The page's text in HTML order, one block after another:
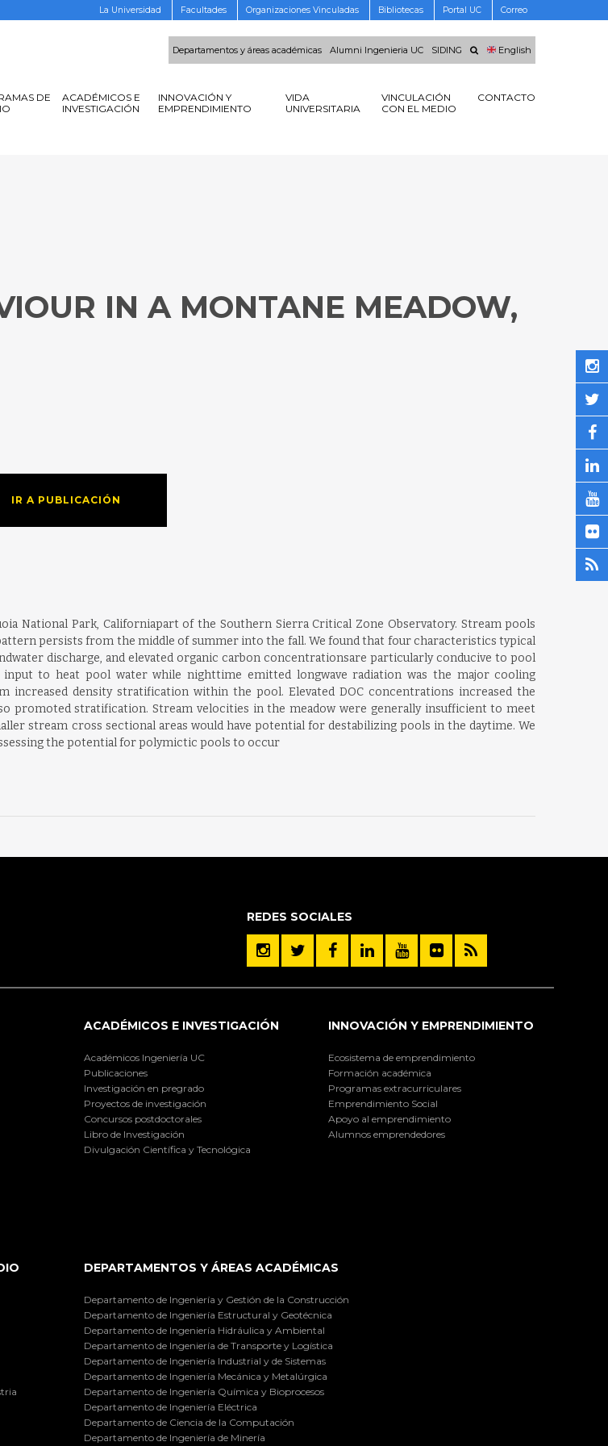
La Universidad Facultades Organizaciones Vinculadas Bibliotecas Portal UC Correo
Departamentos y áreas académicas Alumni Ingenieria UC SIDING English
DE
ACADÉMICOS E
INVESTIGACIÓN
INNOVACIÓN Y
EMPRENDIMIENTO
VIDA
UNIVERSITARIA
VINCULACIÓN
CON EL MEDIO
CONTACTO
IN A MONTANE MEADOW,
IR A PUBLICACIÓN
National Park, Californiapart of the Southern Sierra Critical Zone Observatory. Stream pools
persists from the middle of summer into the fall. We found that four characteristics typical
discharge, and elevated organic carbon concentrationsare particularly conducive to pool
to heat pool water while nighttime emitted longwave radiation was the major cooling
increased density stratification within the pool. Elevated DOC concentrations increased the
promoted stratification. Stream velocities in the meadow were generally insufficient to meet
stream cross sectional areas would have potential for destabilizing pools in the daytime. We
the potential for polymictic pools to occur
REDES SOCIALES
ACADÉMICOS E INVESTIGACIÓN
Académicos Ingeniería UC
Publicaciones
Investigación en pregrado
Proyectos de investigación
Concursos postdoctorales
Libro de Investigación
Divulgación Científica y Tecnológica
INNOVACIÓN Y EMPRENDIMIENTO
Ecosistema de emprendimiento
Formación académica
Programas extracurriculares
Emprendimiento Social
Apoyo al emprendimiento
Alumnos emprendedores
DEPARTAMENTOS Y ÁREAS ACADÉMICAS
Departamento de Ingeniería y Gestión de la Construcción
Departamento de Ingeniería Estructural y Geotécnica
Departamento de Ingeniería Hidráulica y Ambiental
Departamento de Ingeniería de Transporte y Logística
Departamento de Ingeniería Industrial y de Sistemas
Departamento de Ingeniería Mecánica y Metalúrgica
Departamento de Ingeniería Química y Bioprocesos
Departamento de Ingeniería Eléctrica
Departamento de Ciencia de la Computación
Departamento de Ingeniería de Minería